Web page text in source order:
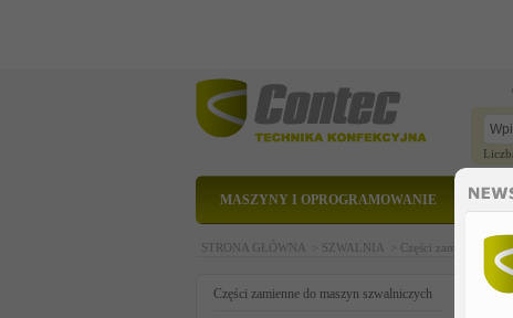
MASZYNY I OPROGRAMOWANIE
STRONA GŁÓWNA > SZWALNIA > Części zamienne do
Części zamienne do maszyn szwalniczych kit